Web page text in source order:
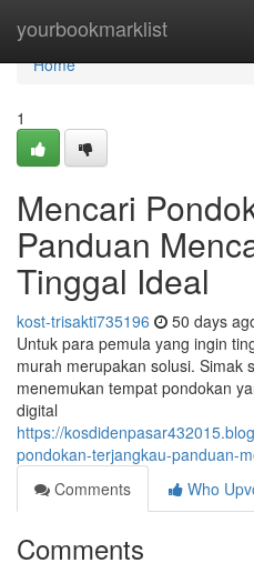
yourbookmarklist
Home
Home
1
Mencari
Panduan
Tinggal Ideal
kost-trisakti735196 50 days
Untuk para pemula yang ingin
murah merupakan solusi. Simak
menemukan tempat pondokan
digital
https://
pondokan-terjangkau-panduan-
Comments
Who
Comments